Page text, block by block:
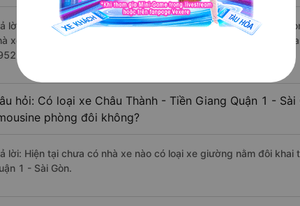
lời: Những hãng xe đi Châu Thành - Tiền Giang Quận 1 - Sài
xe Phương Trang đi Quận 1 - Sài Gòn từ Châu Thành - Tiền
đánh giá của khách hàng).
hỏi: Có loại xe Châu Thành - Tiền Giang Quận 1 -
phòng đôi không?
lời: Hiện tại chưa có nhà xe nào có loại xe giường nằm đôi khai
1 - Sài Gòn.